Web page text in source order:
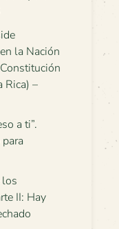
la Nación
Rica) –
a ti”.
los
II: Hay